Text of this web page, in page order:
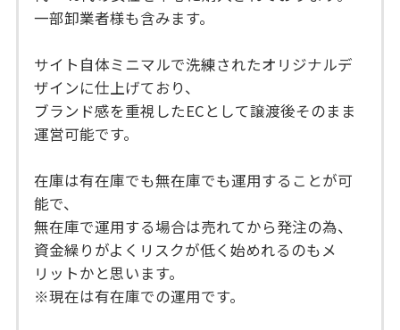
一部卸業者様も含みます。
サイト自体ミニマルで洗練されたオリジナルデ
ザインに仕上げており、
ブランド感を重視したECとして譲渡後そのまま
運営可能です。
在庫は有在庫でも無在庫でも運用することが可
能で、
無在庫で運用する場合は売れてから発注の為、
資金繰りがよくリスクが低く始めれるのもメ
リットかと思います。
※現在は有在庫での運用です。